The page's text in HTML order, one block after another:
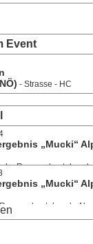
Event
- Strasse - HC
„Mucki“
Rennen
in St. Veit/Gölsen
15
gewertet.
„Mucki“
bestehende
in St. Veit/Gölsen am